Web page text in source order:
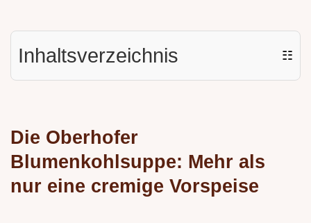
Inhaltsverzeichnis ☷
Die Oberhofer
Blumenkohlsuppe: Mehr als
nur eine cremige Vorspeise